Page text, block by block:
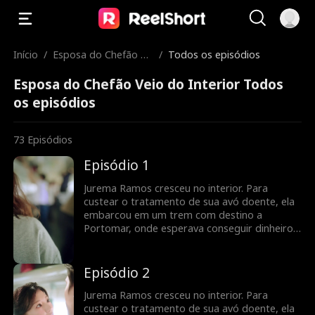
Início / Esposa do Chefão Ve
/ Todos os episódios
Esposa do Chefão Veio do Interior Todos
os episódios
73 Episódios
Episódio 1
Jurema Ramos cresceu no interior. Para
custear o tratamento de sua avó doente, ela
embarcou em um trem com destino a
Portomar, onde esperava conseguir dinheiro
submundo de Portomar, que estava ferido
após um ataque de inimigos. Sem hesitar,
Jurema salvou a vida de Dante, forjando entre
os dois um laço inesperado. De volta a
Episódio 2
Jurema Ramos cresceu no interior. Para
custear o tratamento de sua avó doente, ela